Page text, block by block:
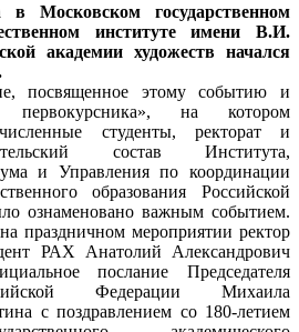
Московском государственном
институте имени В.И.
академии художеств начался
посвященное этому событию и
первокурсника», на котором
студенты, ректорат и
состав Института,
и Управления по координации
образования Российской
ознаменовано важным событием.
праздничном мероприятии ректор
РАХ Анатолий Александрович
послание Председателя
Федерации Михаила
с поздравлением со 180-летием